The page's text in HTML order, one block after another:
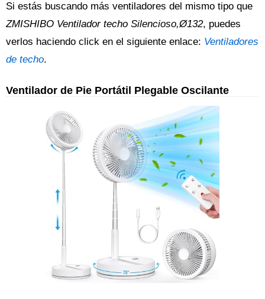
Si estás buscando más ventiladores del mismo tipo que
ZMISHIBO Ventilador techo Silencioso,Ø132, puedes
verlos haciendo click en el siguiente enlace: Ventiladores
de techo.
Ventilador de Pie Portátil Plegable Oscilante